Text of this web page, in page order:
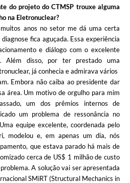
do projeto do CTMSP trouxe alguma
na Eletronuclear?
anos no setor me dá uma certa
fica aguçada. Essa experiência
e diálogo com o excelente
Além disso, por ter prestado uma
já conhecia e admirava vários
Embora não caiba ao presidente dar
área. Um motivo de orgulho para mim
um dos prêmios internos de
um problema de ressonância no
equipe excelente, coordenada pelo
modelou e, em apenas um dia, nós
que estava parado há mais de
cerca de US$ 1 milhão de custo
A solução vai ser apresentada
SMiRT (Structural Mechanics in